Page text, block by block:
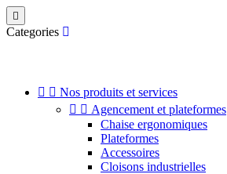

Categories
  Nos produits et services
  Agencement et plateformes
Chaise ergonomiques
Plateformes
Accessoires
Cloisons industrielles